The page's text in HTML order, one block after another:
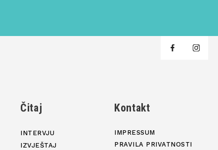
Čitaj
INTERVJU
IZVJEŠTAJ
Kontakt
IMPRESSUM
PRAVILA PRIVATNOSTI